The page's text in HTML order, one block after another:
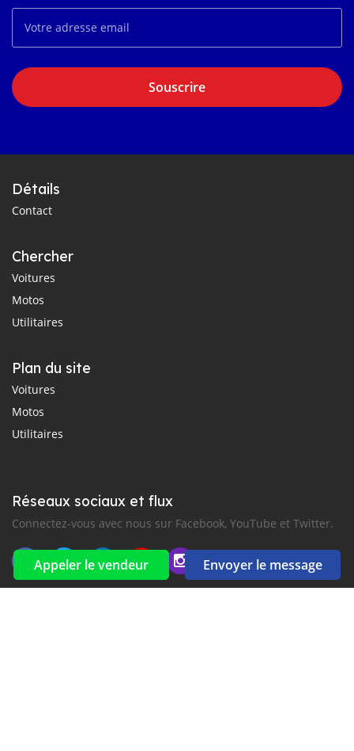
Appeler le vendeur Envoyer le message
Souscrire
Détails
Contact
Chercher
Voitures
Motos
Utilitaires
Plan du site
Voitures
Motos
Utilitaires
Réseaux sociaux et flux
Connectez-vous avec nous sur Facebook, YouTube et Twitter.